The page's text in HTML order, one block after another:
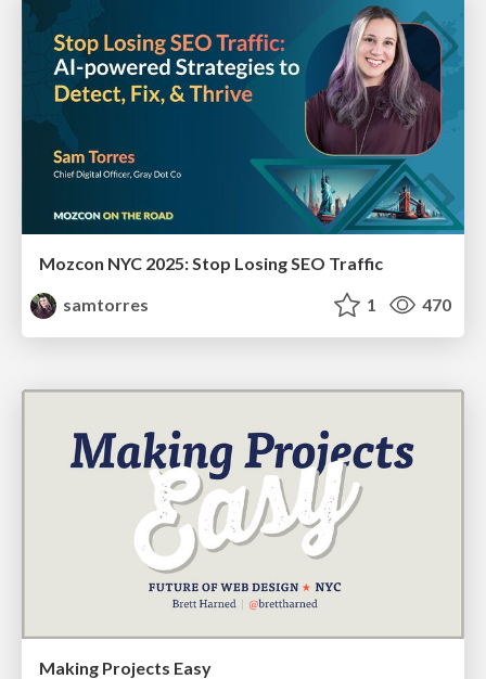
Mozcon NYC 2025: Stop Losing SEO Traffic
samtorres
1 470
Making Projects Easy